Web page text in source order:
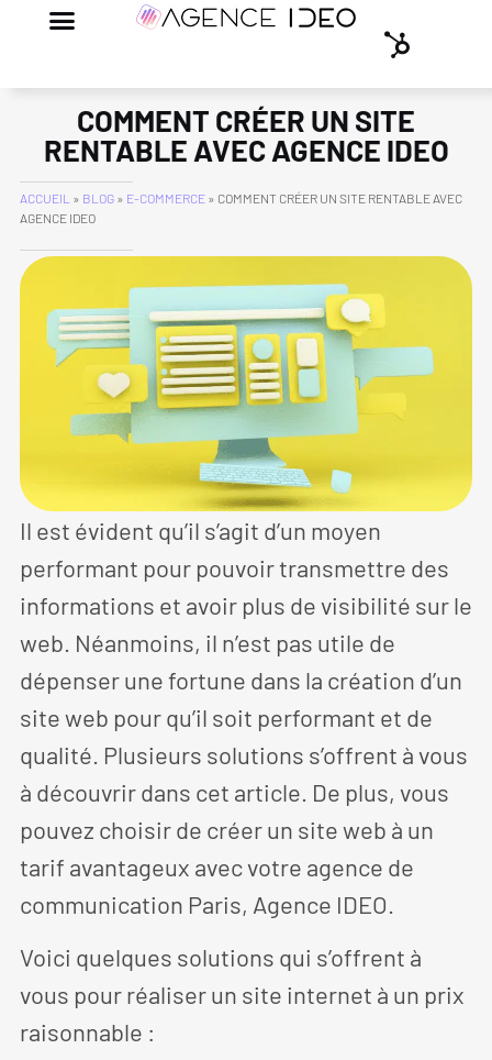
COMMENT CRÉER UN SITE
RENTABLE AVEC AGENCE IDEO
ACCUEIL » BLOG» E-COMMERCE» COMMENT CRÉER UN SITE RENTABLE AVEC
AGENCE IDEO
Il est évident qu’il s’agit d’un moyen
performant pour pouvoir transmettre des
informations et avoir plus de visibilité sur le
web. Néanmoins, il n’est pas utile de
dépenser une fortune dans la création d’un
site web pour qu’il soit performant et de
qualité. Plusieurs solutions s’offrent à vous
à découvrir dans cet article. De plus, vous
pouvez choisir de créer un site web à un
tarif avantageux avec votre agence de
communication Paris, Agence IDEO.
Voici quelques solutions qui s’offrent à
vous pour réaliser un site internet à un prix
raisonnable :